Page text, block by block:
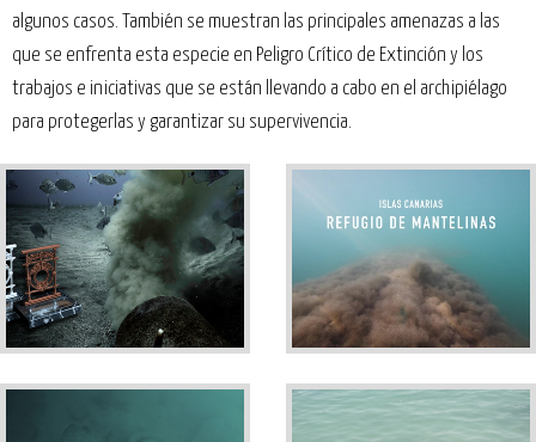
algunos casos. También se muestran las principales amenazas a las
que se enfrenta esta especie en Peligro Crítico de Extinción y los
trabajos e iniciativas que se están llevando a cabo en el archipiélago
para protegerlas y garantizar su supervivencia.